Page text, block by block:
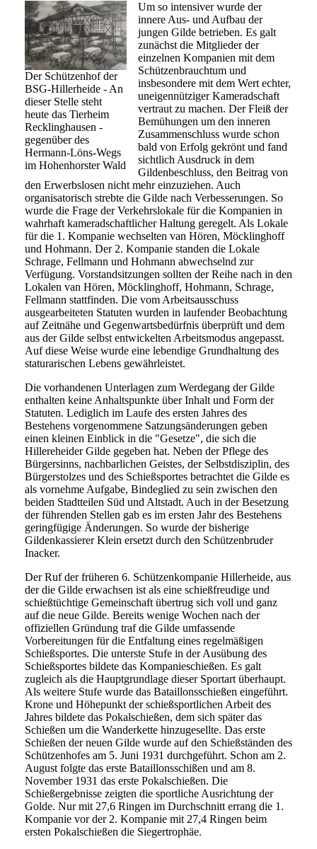
Der Schützenhof der
BSG-Hillerheide - An
dieser Stelle steht
heute das Tierheim
Recklinghausen -
gegenüber des
Hermann-Löns-Wegs
im Hohenhorster Wald
Um so intensiver wurde der
innere Aus- und Aufbau der
jungen Gilde betrieben. Es galt
zunächst die Mitglieder der
einzelnen Kompanien mit dem
Schützenbrauchtum und
insbesondere mit dem Wert echter,
uneigennütziger Kameradschaft
vertraut zu machen. Der Fleiß der
Bemühungen um den inneren
Zusammenschluss wurde schon
bald von Erfolg gekrönt und fand
sichtlich Ausdruck in dem
Gildenbeschluss, den Beitrag von
den Erwerbslosen nicht mehr einzuziehen. Auch
organisatorisch strebte die Gilde nach Verbesserungen. So
wurde die Frage der Verkehrslokale für die Kompanien in
wahrhaft kameradschaftlicher Haltung geregelt. Als Lokale
für die 1. Kompanie wechselten van Hören, Möcklinghoff
und Hohmann. Der 2. Kompanie standen die Lokale
Schrage, Fellmann und Hohmann abwechselnd zur
Verfügung. Vorstandsitzungen sollten der Reihe nach in den
Lokalen van Hören, Möcklinghoff, Hohmann, Schrage,
Fellmann stattfinden. Die vom Arbeitsausschuss
ausgearbeiteten Statuten wurden in laufender Beobachtung
auf Zeitnähe und Gegenwartsbedürfnis überprüft und dem
aus der Gilde selbst entwickelten Arbeitsmodus angepasst.
Auf diese Weise wurde eine lebendige Grundhaltung des
staturarischen Lebens gewährleistet.
Die vorhandenen Unterlagen zum Werdegang der Gilde
enthalten keine Anhaltspunkte über Inhalt und Form der
Statuten. Lediglich im Laufe des ersten Jahres des
Bestehens vorgenommene Satzungsänderungen geben
einen kleinen Einblick in die "Gesetze", die sich die
Hillereheider Gilde gegeben hat. Neben der Pflege des
Bürgersinns, nachbarlichen Geistes, der Selbstdisziplin, des
Bürgerstolzes und des Schießsportes betrachtet die Gilde es
als vornehme Aufgabe, Bindeglied zu sein zwischen den
beiden Stadtteilen Süd und Altstadt. Auch in der Besetzung
der führenden Stellen gab es im ersten Jahr des Bestehens
geringfügige Änderungen. So wurde der bisherige
Gildenkassierer Klein ersetzt durch den Schützenbruder
Inacker.
Der Ruf der früheren 6. Schützenkompanie Hillerheide, aus
der die Gilde erwachsen ist als eine schießfreudige und
schießtüchtige Gemeinschaft übertrug sich voll und ganz
auf die neue Gilde. Bereits wenige Wochen nach der
offiziellen Gründung traf die Gilde umfassende
Vorbereitungen für die Entfaltung eines regelmäßigen
Schießsportes. Die unterste Stufe in der Ausübung des
Schießsportes bildete das Kompanieschießen. Es galt
zugleich als die Hauptgrundlage dieser Sportart überhaupt.
Als weitere Stufe wurde das Bataillonsschießen eingeführt.
Krone und Höhepunkt der schießsportlichen Arbeit des
Jahres bildete das Pokalschießen, dem sich später das
Schießen um die Wanderkette hinzugesellte. Das erste
Schießen der neuen Gilde wurde auf den Schießständen des
Schützenhofes am 5. Juni 1931 durchgeführt. Schon am 2.
August folgte das erste Bataillonsschißen und am 8.
November 1931 das erste Pokalschießen. Die
Schießergebnisse zeigten die sportliche Ausrichtung der
Golde. Nur mit 27,6 Ringen im Durchschnitt errang die 1.
Kompanie vor der 2. Kompanie mit 27,4 Ringen beim
ersten Pokalschießen die Siegertrophäe.